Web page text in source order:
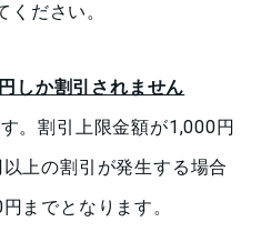
ださい。
しか割引されません
。割引上限金額が1,000円
上の割引が発生する場合
までとなります。